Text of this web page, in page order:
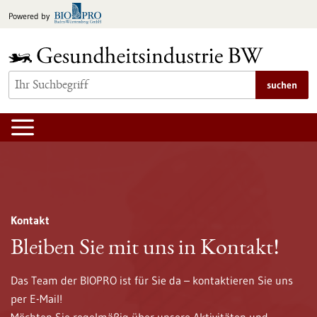
Inhalt
Powered by
suchen
Kontakt
Bleiben Sie mit uns in Kontakt!
Das Team der BIOPRO ist für Sie da – kontaktieren Sie uns
per E-Mail!
Wegweiser Regulatorik
Wegweiser Regulatorik
Der Wegweiser Regulatorik Gesundheitsindustrie BW der
Innovation und Startups
entlang des gesamten Gründungsprozesses. Das Angebot